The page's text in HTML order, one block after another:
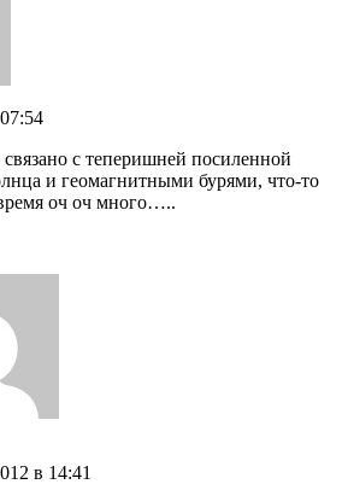
связано с теперишней посиленной
и геомагнитными бурями, что-то
оч оч много…..
в 14:41